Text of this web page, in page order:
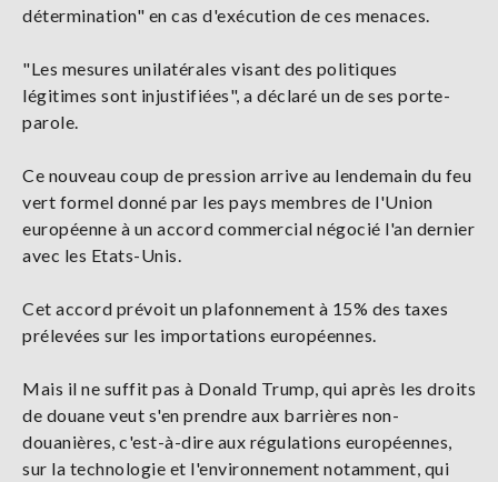
détermination" en cas d'exécution de ces menaces.
"Les mesures unilatérales visant des politiques
légitimes sont injustifiées", a déclaré un de ses porte-
parole.
Ce nouveau coup de pression arrive au lendemain du feu
vert formel donné par les pays membres de l'Union
européenne à un accord commercial négocié l'an dernier
avec les Etats-Unis.
Cet accord prévoit un plafonnement à 15% des taxes
prélevées sur les importations européennes.
Mais il ne suffit pas à Donald Trump, qui après les droits
de douane veut s'en prendre aux barrières non-
douanières, c'est-à-dire aux régulations européennes,
sur la technologie et l'environnement notamment, qui